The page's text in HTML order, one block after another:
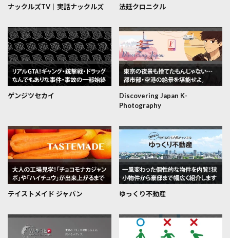
ナックルズTV│実話ナックルズ 法廷クロニクル
ゲンジツセカイ
Discovering Japan K-
Photography
テイストメイド ジャパン ゆっくり不動産